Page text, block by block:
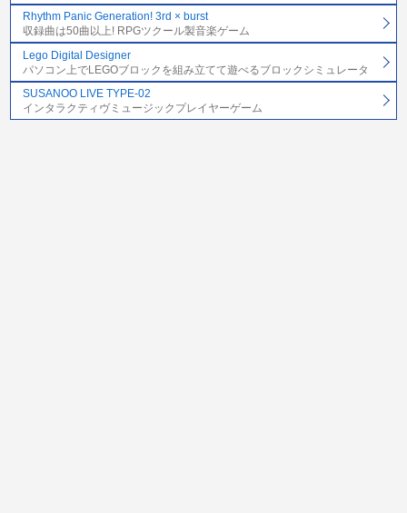
Rhythm Panic Generation! 3rd × burst
収録曲は50曲以上! RPGツクール製音楽ゲーム
Lego Digital Designer
パソコン上でLEGOブロックを組み立てて遊べるブロックシミュレータ
SUSANOO LIVE TYPE-02
インタラクティヴミュージックプレイヤーゲーム